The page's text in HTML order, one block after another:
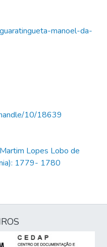
manoel-da-
10/18639
Lopes Lobo de
1779- 1780